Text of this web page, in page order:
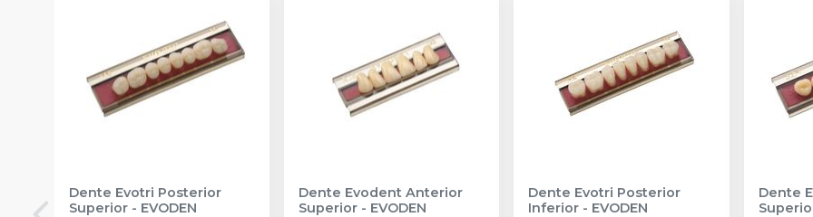
Dente Evotri Posterior
Superior - EVODEN
Dente Evodent Anterior
Superior - EVODEN
Dente Evotri Posterior
Inferior - EVODEN
Dente